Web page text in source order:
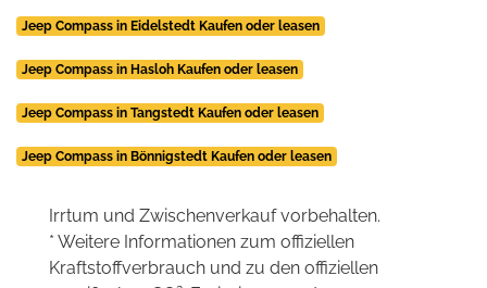
Jeep Compass in Eidelstedt Kaufen oder leasen
Jeep Compass in Hasloh Kaufen oder leasen
Jeep Compass in Tangstedt Kaufen oder leasen
Jeep Compass in Bönnigstedt Kaufen oder leasen
Irrtum und Zwischenverkauf vorbehalten.
* Weitere Informationen zum offiziellen
Kraftstoffverbrauch und zu den offiziellen